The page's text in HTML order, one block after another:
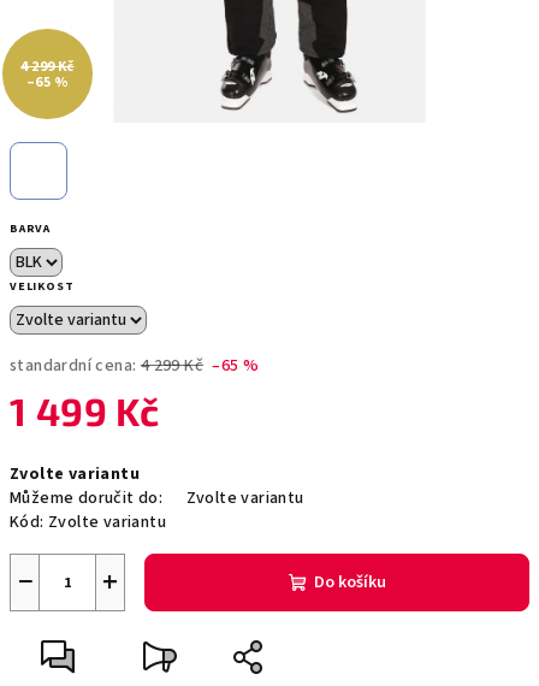
BARVA
VELIKOST
standardní cena: 4 299 Kč –65 %
1 499 Kč
cena:
Zvolte variantu
Můžeme doručit do:
Zvolte variantu
Kód: Zvolte variantu
+
− Do košíku
4 299 Kč
–65 %